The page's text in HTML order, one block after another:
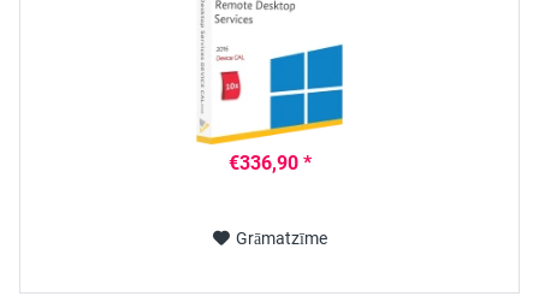
€336,90 *
Grāmatzīme